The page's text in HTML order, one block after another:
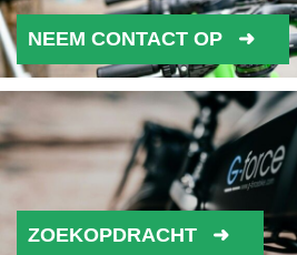
NEEM CONTACT OP
ZOEKOPDRACHT